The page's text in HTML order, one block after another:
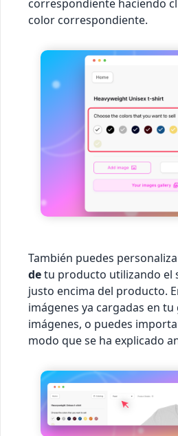
correspondiente haciendo
color correspondiente.
También puedes
detu producto utilizando el
justo encima del producto.
imágenes ya cargadas en tu
imágenes, o puedes
modo que se ha explicado